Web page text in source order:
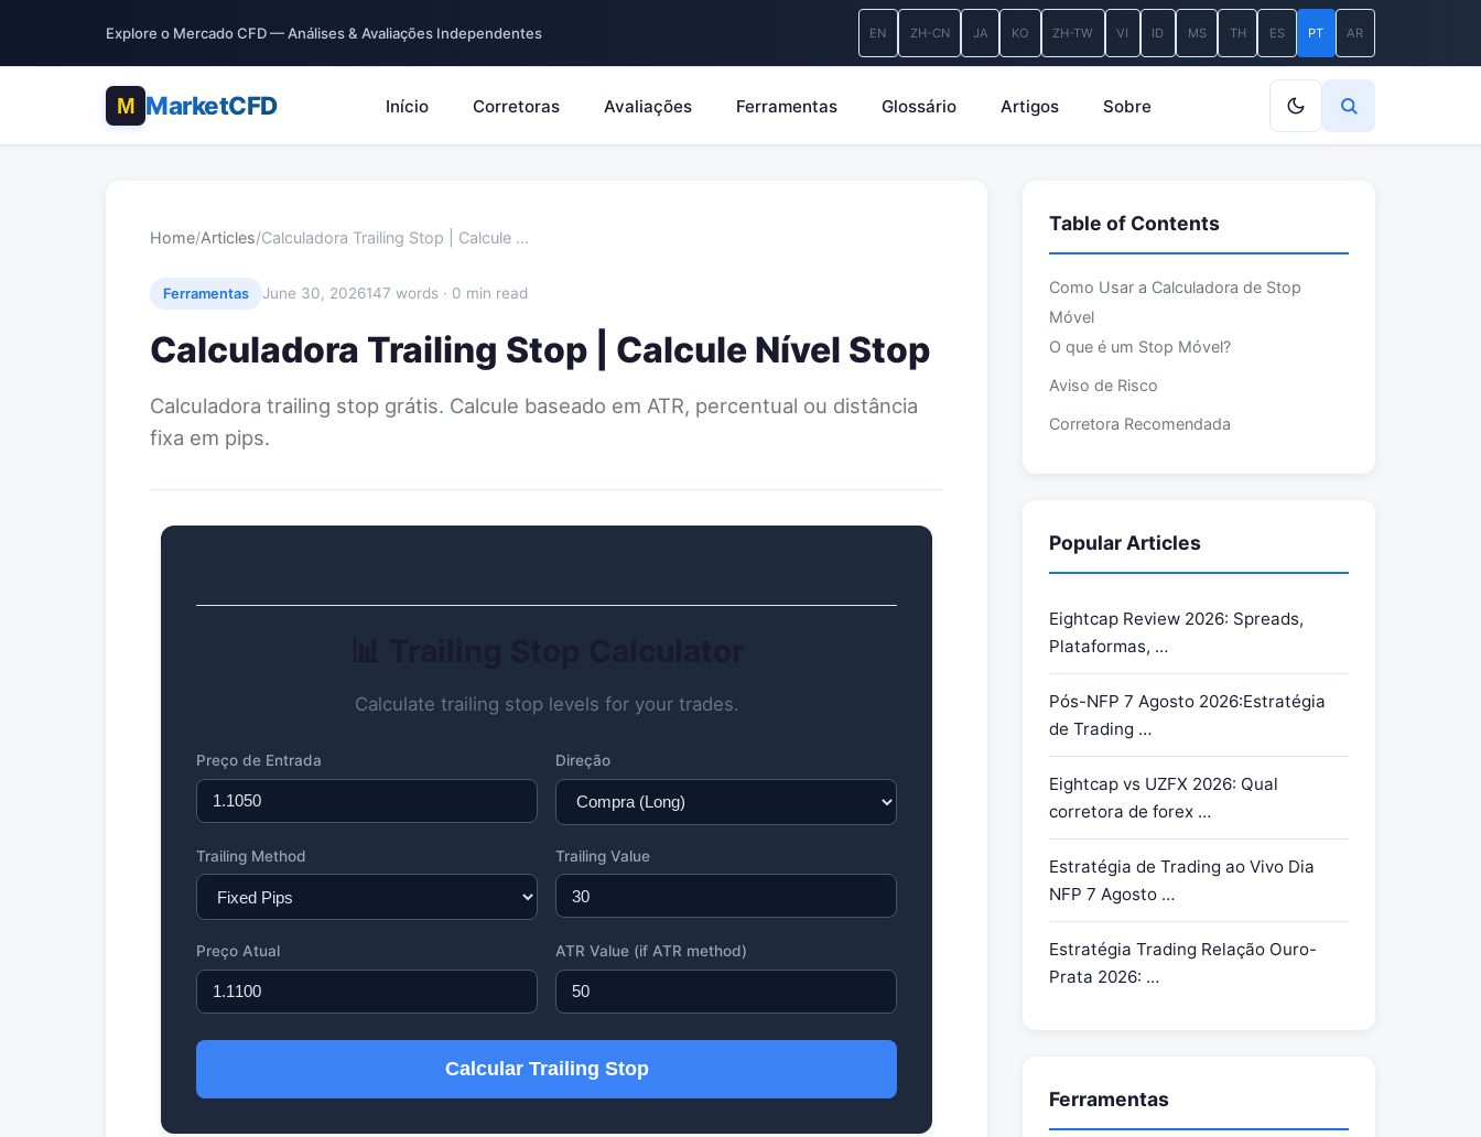
Explore o Mercado CFD — Análises & Avaliações Independentes EN ZH-CN JA KO ZH-TW VI ID MS TH ES PT AR
MarketCFD Início Corretoras Avaliações Ferramentas Glossário Artigos Sobre
Home/Articles/Calculadora Trailing Stop | Calcule …
Ferramentas June 30, 2026147 words · 0 min read
Calculadora Trailing Stop | Calcule Nível Stop
Calculadora trailing stop grátis. Calcule baseado em ATR, percentual ou distância
fixa em pips.
Calculate trailing stop levels for your trades.
Preço de Entrada Direção
Trailing Method Trailing Value
Preço Atual ATR Value (if ATR method)
Calcular Trailing Stop
Table of Contents
Como Usar a Calculadora de Stop
Móvel
O que é um Stop Móvel?
Aviso de Risco
Corretora Recomendada
Popular Articles
Eightcap Review 2026: Spreads,
Plataformas, …
Pós-NFP 7 Agosto 2026:Estratégia
de Trading …
Eightcap vs UZFX 2026: Qual
corretora de forex …
Estratégia de Trading ao Vivo Dia
NFP 7 Agosto …
Estratégia Trading Relação Ouro-
Prata 2026: …
Ferramentas